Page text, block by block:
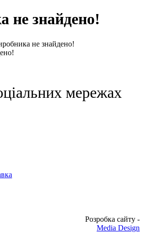
не знайдено!
не знайдено!
мережах
Розробка сайту -
Media Design